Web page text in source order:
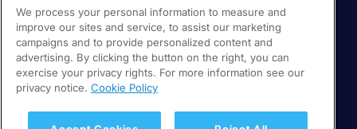
Prensa
Empleos
Soporte / Portal de clientes
We process your personal information to measure and
improve our sites and service, to assist our marketing
campaigns and to provide personalized content and
advertising. By clicking the button on the right, you can
exercise your privacy rights. For more information see our
privacy notice. Cookie Policy